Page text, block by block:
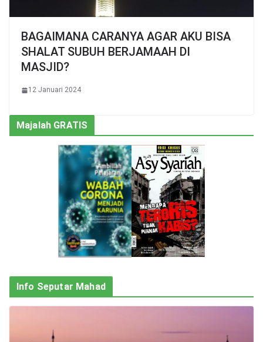
BAGAIMANA CARANYA AGAR AKU BISA
SHALAT SUBUH BERJAMAAH DI
MASJID?
12 Januari 2024
Majalah GRATIS
Info Seputar Mahad